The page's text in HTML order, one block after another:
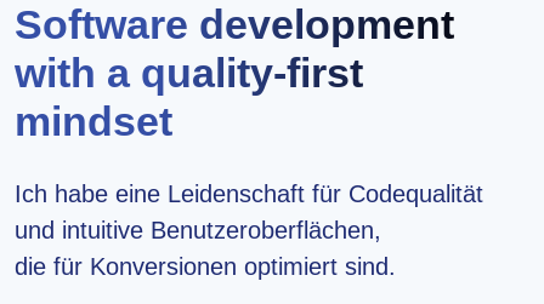
Software development
with a quality-first
mindset
Ich habe eine Leidenschaft für Codequalität
und intuitive Benutzeroberflächen,
die für Konversionen optimiert sind.